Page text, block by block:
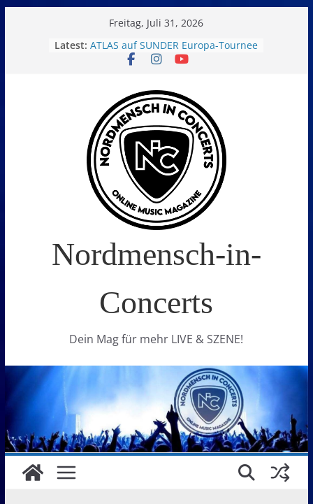
Freitag, Juli 31, 2026
Latest: ATLAS auf SUNDER Europa-Tournee
Oelde Open Air 2026
Metal und Camping in
Freißenbüttel (Ausverkauft!)
FEED THE SICKNESS im Interview
I Prevail – Violent Nature Europe
Tour
Nordmensch-in-
Concerts
Dein Mag für mehr LIVE & SZENE!